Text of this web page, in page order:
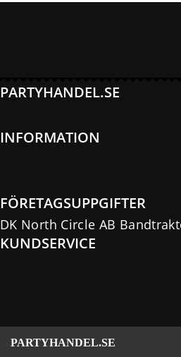
PARTYHANDEL.SE
INFORMATION
FÖRETAGSUPPGIFTER
DK North Circle AB
KUNDSERVICE
PARTYHANDEL.SE